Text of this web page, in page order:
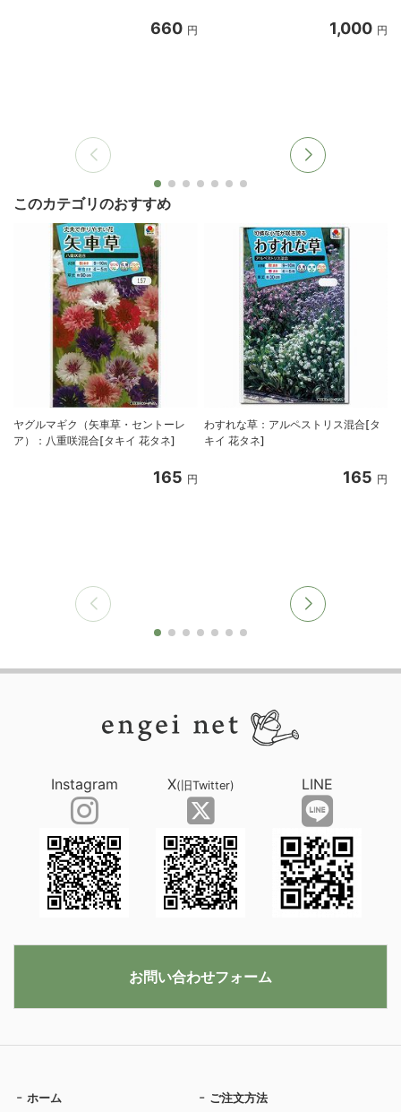
660 円 1,000 円
このカテゴリのおすすめ
ヤグルマギク（矢車草・セントーレ
ア）：八重咲混合[タキイ 花タネ]
165 円
わすれな草：アルペストリス混合[タ
キイ 花タネ]
165 円
ホーム ご注文方法
Instagram X(旧Twitter) LINE
お問い合わせフォーム